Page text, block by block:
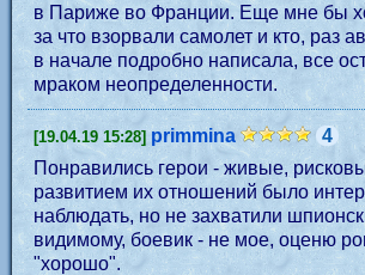
в Париже во Франции. Еще мне бы
за что взорвали самолет и кто, раз
в начале подробно написала, все
мраком неопределенности.
[19.04.19 15:28] primmina
4
Понравились герои - живые,
развитием их отношений было
наблюдать, но не захватили
видимому, боевик - не мое, оценю
"хорошо".